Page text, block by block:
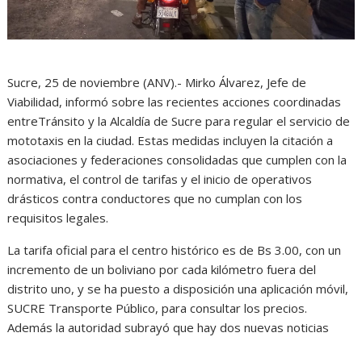
Sucre, 25 de noviembre (ANV).- Mirko Álvarez, Jefe de
Viabilidad, informó sobre las recientes acciones coordinadas
entreTránsito y la Alcaldía de Sucre para regular el servicio de
mototaxis en la ciudad. Estas medidas incluyen la citación a
asociaciones y federaciones consolidadas que cumplen con la
normativa, el control de tarifas y el inicio de operativos
drásticos contra conductores que no cumplan con los
requisitos legales.
La tarifa oficial para el centro histórico es de Bs 3.00, con un
incremento de un boliviano por cada kilómetro fuera del
distrito uno, y se ha puesto a disposición una aplicación móvil,
SUCRE Transporte Público, para consultar los precios.
Además la autoridad subrayó que hay dos nuevas noticias